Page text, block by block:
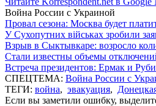
Война России с Украиной
Провал сезона: Москва будет
У Сухопутних військах зробили
Взрыв в Сыктывкаре: возросло
Стали известны объемы
Встреча президентов: Ермак и
СПЕЦТЕМА: Война России с
ТЕГИ: война, эвакуация,
Если вы заметили ошибку,